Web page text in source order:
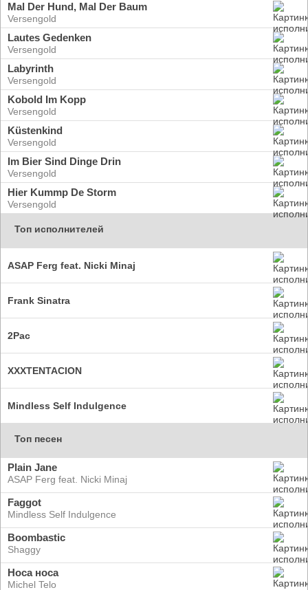
Mal Der Hund, Mal Der Baum
Versengold
Lautes Gedenken
Versengold
Labyrinth
Versengold
Kobold Im Kopp
Versengold
Küstenkind
Versengold
Im Bier Sind Dinge Drin
Versengold
Hier Kummp De Storm
Versengold
Топ исполнителей
ASAP Ferg feat. Nicki Minaj
Frank Sinatra
2Pac
XXXTENTACION
Mindless Self Indulgence
Топ песен
Plain Jane
ASAP Ferg feat. Nicki Minaj
Faggot
Mindless Self Indulgence
Boombastic
Shaggy
Носа носа
Michel Telo